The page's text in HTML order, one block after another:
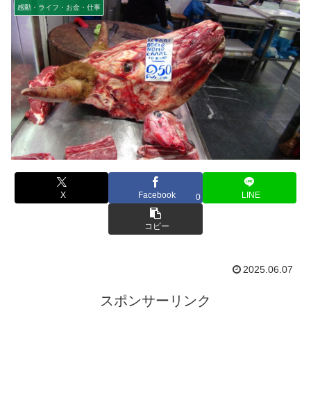
感動・ライフ・お金・仕事
X Facebook 0 LINE
コピー
2025.06.07
スポンサーリンク